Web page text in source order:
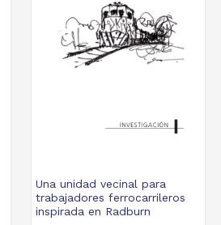
Una unidad vecinal para
trabajadores ferrocarrileros
inspirada en Radburn